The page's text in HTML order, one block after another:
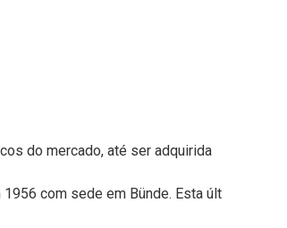
do mercado, até ser adquirida
com sede em Bünde. Esta últ